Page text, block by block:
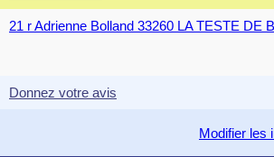
21 r Adrienne Bolland 33260 LA TESTE DE
Donnez votre avis
Modifier les